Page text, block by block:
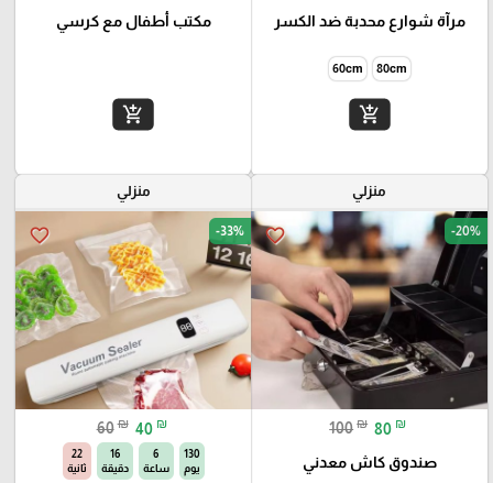
مرآة شوارع محدبة ضد الكسر
80cm
60cm
add_shopping_cart
مكتب أطفال مع كرسي
add_shopping_cart
منزلي
favorite_border -20%
100 ₪ 80 ₪
صندوق كاش معدني
منزلي
favorite_border -33%
60 ₪ 40 ₪
130
يوم
6
ساعة
16
دقيقة
21
ثانية